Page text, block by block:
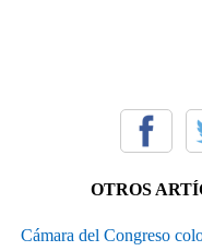
OTROS
Cámara del Congreso